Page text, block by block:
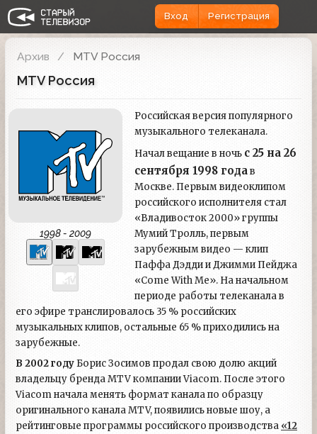
Вход Регистрация
Архив MTV Россия
MTV Россия
1998 - 2009
Российская версия популярного
музыкального телеканала.
Начал вещание в ночь с 25 на 26
сентября 1998 годав
Москве. Первым видеоклипом
российского исполнителя стал
«Владивосток 2000» группы
Мумий Тролль, первым
зарубежным видео — клип
Паффа Дэдди и Джимми Пейджа
«Come With Me». На начальном
периоде работы телеканала в
его эфире транслировалось 35 % российских
музыкальных клипов, остальные 65 % приходились на
зарубежные.
В 2002 годуБорис Зосимов продал свою долю акций
владельцу бренда MTV компании Viacom. После этого
Viacom начала менять формат канала по образцу
оригинального канала MTV, появились новые шоу, а
рейтинговые программы российского производства «12